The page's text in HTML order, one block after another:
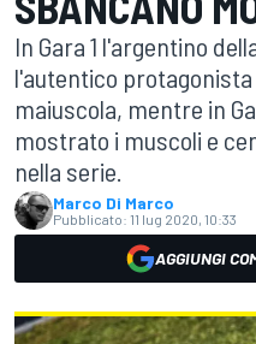
In Gara 1 l'argentino
l'autentico
maiuscola, mentre in
mostrato i muscoli e
nella serie.
Marco Di Marco
Pubblicato: 11 lug 2020, 10:33
AGGIUNGI